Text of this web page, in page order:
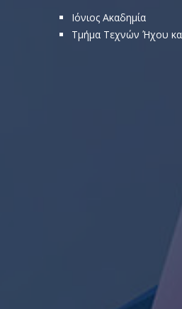
Ιόνιος Ακαδημία
Τμήμα Τεχνών Ήχου